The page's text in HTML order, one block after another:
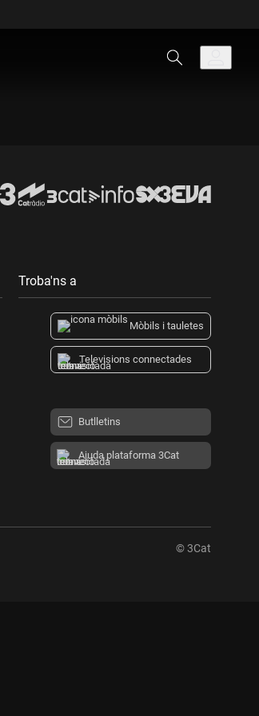
Troba'ns a
Mòbils i tauletes
Televisions connectades
Butlletins
Ajuda plataforma 3Cat
© 3Cat